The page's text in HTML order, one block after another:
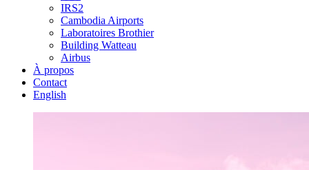
IRS2
Cambodia Airports
Laboratoires Brothier
Building Watteau
Airbus
À propos
Contact
English